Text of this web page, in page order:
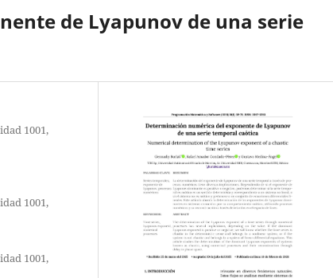
de Lyapunov de una serie
1001,
1001,
1001,